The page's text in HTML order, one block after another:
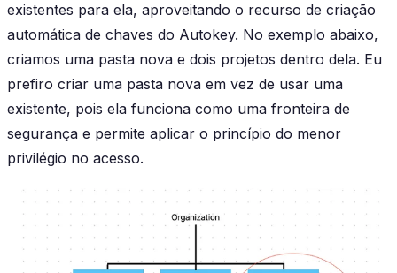
existentes para ela, aproveitando o recurso de criação
automática de chaves do Autokey. No exemplo abaixo,
criamos uma pasta nova e dois projetos dentro dela. Eu
prefiro criar uma pasta nova em vez de usar uma
existente, pois ela funciona como uma fronteira de
segurança e permite aplicar o princípio do menor
privilégio no acesso.